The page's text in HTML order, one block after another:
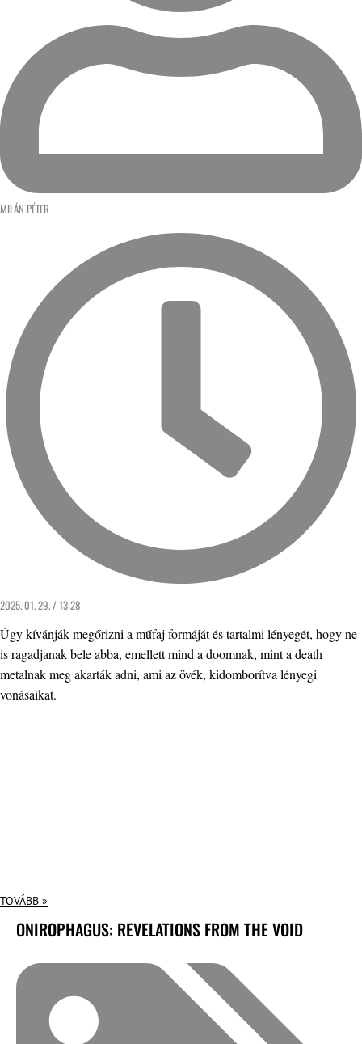
MILÁN PÉTER
2025. 01. 29. / 13:28
Úgy kívánják megőrizni a műfaj formáját és tartalmi lényegét, hogy ne
is ragadjanak bele abba, emellett mind a doomnak, mint a death
metalnak meg akarták adni, ami az övék, kidomborítva lényegi
vonásaikat.
TOVÁBB »
ONIROPHAGUS: REVELATIONS FROM THE VOID